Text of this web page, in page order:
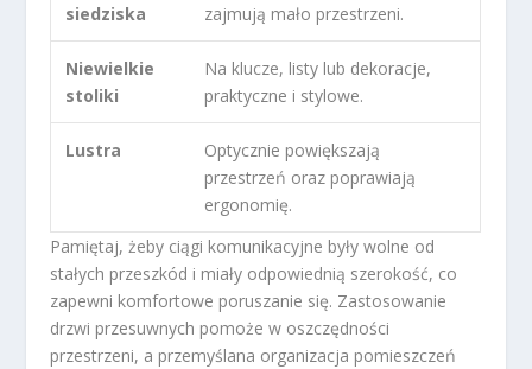
siedziska
zajmują mało przestrzeni.
Niewielkie
stoliki
Na klucze, listy lub dekoracje,
praktyczne i stylowe.
Lustra
Optycznie powiększają
przestrzeń oraz poprawiają
ergonomię.
Pamiętaj, żeby ciągi komunikacyjne były wolne od
stałych przeszkód i miały odpowiednią szerokość, co
zapewni komfortowe poruszanie się. Zastosowanie
drzwi przesuwnych pomoże w oszczędności
przestrzeni, a przemyślana organizacja pomieszczeń